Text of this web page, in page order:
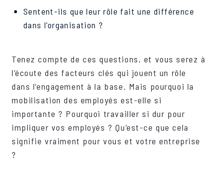
Sentent-ils que leur rôle fait une différence
dans l’organisation ?
Tenez compte de ces questions, et vous serez à
l’écoute des facteurs clés qui jouent un rôle
dans l’engagement à la base. Mais pourquoi la
mobilisation des employés est-elle si
importante ? Pourquoi travailler si dur pour
impliquer vos employés ? Qu’est-ce que cela
signifie vraiment pour vous et votre entreprise
?